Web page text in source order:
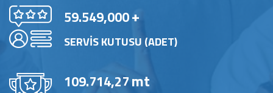
59.549,000+
SERVİS KUTUSU (ADET)
109.714,27mt